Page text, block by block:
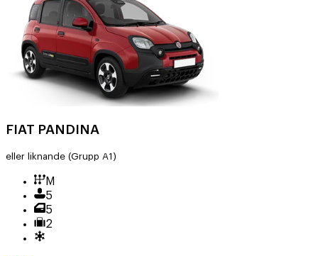
FIAT PANDINA
eller liknande (Grupp A1)
M
5
5
2